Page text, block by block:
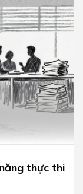
thực thi